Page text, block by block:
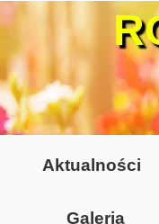
Galeria
Aktualności